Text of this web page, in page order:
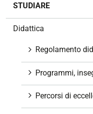
STUDIARE
Didattica
Regolamento
Programmi,
Percorsi di